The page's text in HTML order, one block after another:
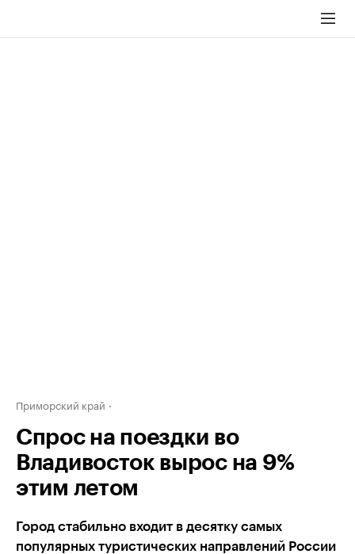
Приморский край
Спрос на поездки во
Владивосток вырос на 9%
этим летом
Город стабильно входит в десятку самых
популярных туристических направлений России